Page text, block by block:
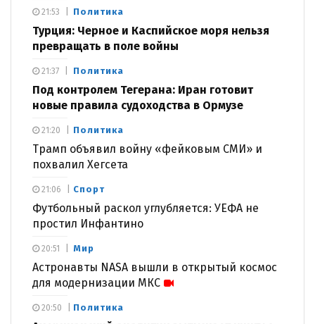
Политика
Турция: Черное и Каспийское моря нельзя
превращать в поле войны
21:53
Политика
Под контролем Тегерана: Иран готовит
новые правила судоходства в Ормузе
21:37
Политика
Трамп объявил войну «фейковым СМИ» и
похвалил Хегсета
21:20
Спорт
Футбольный раскол углубляется: УЕФА не
простил Инфантино
21:06
Мир
Астронавты NASA вышли в открытый космос
для модернизации МКС
20:51
Политика
20:50